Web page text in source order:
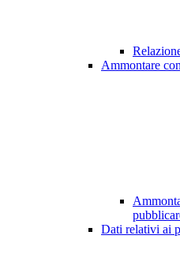
Ammontare
Dati relativi ai